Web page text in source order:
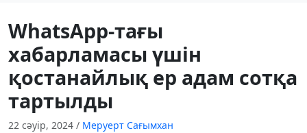
WhatsApp-тағы
хабарламасы үшін
қостанайлық ер адам сотқа
тартылды
22 сәуір, 2024 / Меруерт Сағымхан